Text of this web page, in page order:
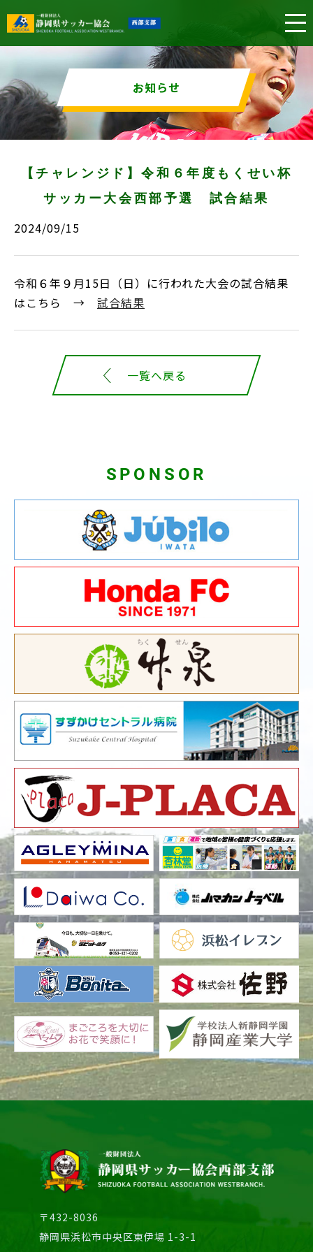
お知らせ
【チャレンジド】令和６年度もくせい杯
サッカー大会西部予選 試合結果
2024/09/15
令和６年９月15日（日）に行われた大会の試合結果
はこちら → 試合結果
一覧へ戻る
SPONSOR
〒432-8036
静岡県浜松市中央区東伊場 1-3-1